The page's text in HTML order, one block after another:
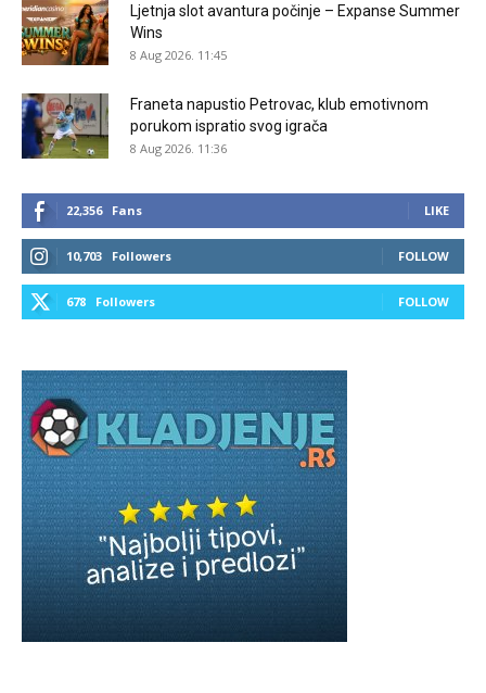
Ljetnja slot avantura počinje – Expanse Summer
Wins
8 Aug 2026. 11:45
Franeta napustio Petrovac, klub emotivnom
porukom ispratio svog igrača
8 Aug 2026. 11:36
22,356 Fans LIKE
10,703 Followers FOLLOW
678 Followers FOLLOW